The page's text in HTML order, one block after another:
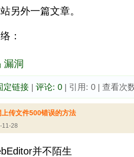
另外一篇文章。
：
漏洞
定链接| 评论: 0| 引用: 0 | 查看次
传文件500错误的方法
11-28
并不陌生